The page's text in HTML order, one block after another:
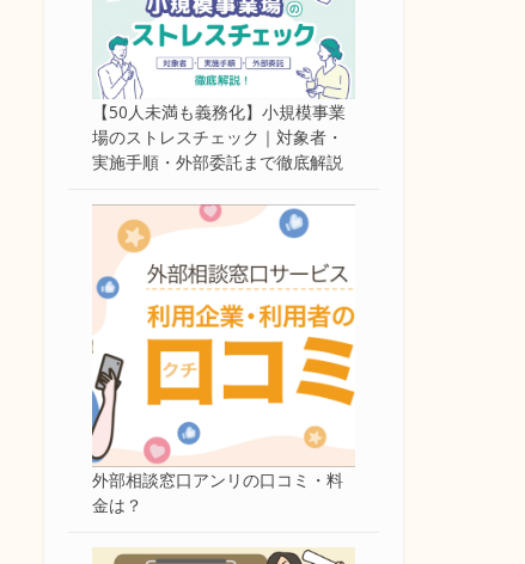
【50人未満も義務化】小規模事業
場のストレスチェック｜対象者・
実施手順・外部委託まで徹底解説
外部相談窓口アンリの口コミ・料
金は？